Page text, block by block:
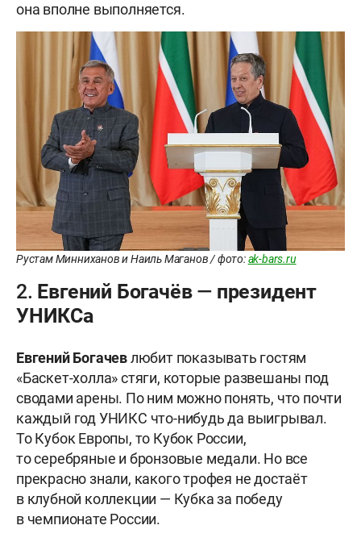
она вполне выполняется.
Рустам Минниханов и Наиль Маганов / фото:ak-bars.ru
2. Евгений Богачёв — президент
УНИКСа
ЕвгенийБогачевлюбит показывать гостям
«Баскет-холла» стяги, которые развешаны под
сводами арены. По ним можно понять, что почти
каждый год УНИКС что-нибудь да выигрывал.
То Кубок Европы, то Кубок России,
то серебряные и бронзовые медали. Но все
прекрасно знали, какого трофея не достаёт
в клубной коллекции — Кубка за победу
в чемпионате России.